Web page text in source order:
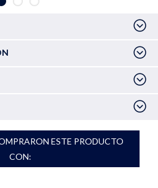
ESTE PRODUCTO
CON: